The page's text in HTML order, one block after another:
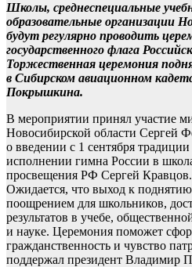
Школы, среднеспециальные
образовательные организации
будут регулярно проводить
государственного флага
Торжественная церемония
в Сибирском авиационном
Покрышкина.
В мероприятии принял участие
Новосибирской области Сергей
о введении с 1 сентября
исполнении гимна России в
просвещения РФ Сергей Кравцов.
Ожидается, что выход к
поощрением для школьников,
результатов в учебе,
и науке. Церемония поможет
гражданственность и чувство
поддержал президент Владимир